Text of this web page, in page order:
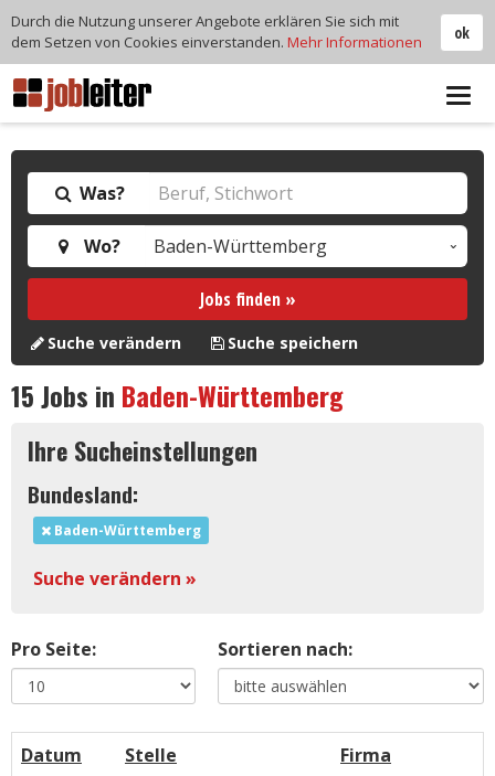
Was?
Wo?
Jobs finden »
Suche verändern Suche speichern
15Jobs in Baden-Württemberg
Ihre Sucheinstellungen
Bundesland:
Baden-Württemberg
Suche verändern »
Pro Seite: Sortieren nach:
Datum Stelle
Firma
ok
Durch die Nutzung unserer Angebote erklären Sie sich mit
dem Setzen von Cookies einverstanden. Mehr Informationen